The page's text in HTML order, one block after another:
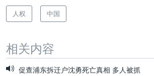
人权 中国
相关内容
促查浦东拆迁户沈勇死亡真相 多人被抓